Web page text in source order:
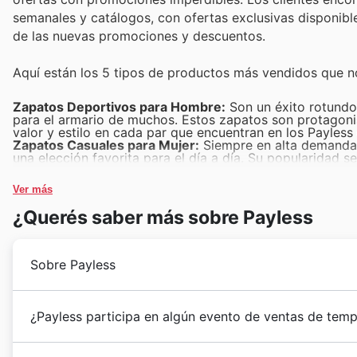
semanales y catálogos, con ofertas exclusivas
de las nuevas promociones y descuentos.
Aquí están los 5 tipos de productos más vendidos que
Zapatos Deportivos para Hombre: Son un éxito
para el armario de muchos. Estos zapatos son
valor y estilo en cada par que encuentran en los Payless
Zapatos Casuales para Mujer: Siempre en alta
una elección favorita para el día a día. Su popularidad
Botas para Mujer:
y protección. Los clientes buscan activamente estas
offers, perfectas para aprovechar las rebajas.
Sandalias:Ideales para quienes buscan comodidad y
Calzado Infantil:Los padres siempre buscan calidad y
consistentemente uno de los más vendidos.
Ver más
¿Querés saber más sobre Payless
Sobre Payless
todos los colombianos. Desde su llegada, se han
entendiendo las necesidades y gustos de las
¿Payless participa en algún evento de ventas de